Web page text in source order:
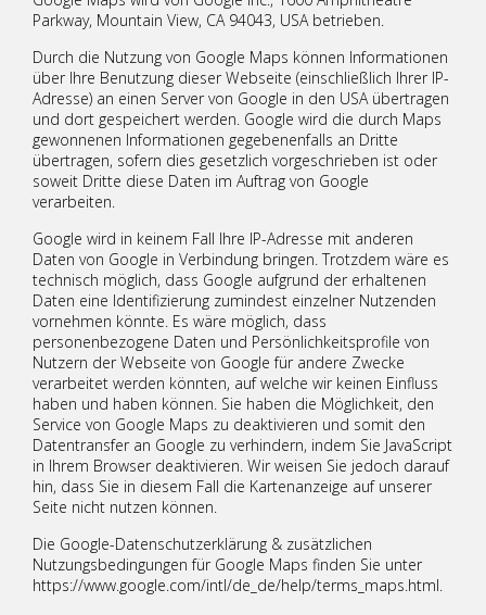
Parkway, Mountain View, CA 94043, USA betrieben.
Durch die Nutzung von Google Maps können Informationen
über Ihre Benutzung dieser Webseite (einschließlich Ihrer IP-
Adresse) an einen Server von Google in den USA übertragen
und dort gespeichert werden. Google wird die durch Maps
gewonnenen Informationen gegebenenfalls an Dritte
übertragen, sofern dies gesetzlich vorgeschrieben ist oder
soweit Dritte diese Daten im Auftrag von Google
verarbeiten.
Google wird in keinem Fall Ihre IP-Adresse mit anderen
Daten von Google in Verbindung bringen. Trotzdem wäre es
technisch möglich, dass Google aufgrund der erhaltenen
Daten eine Identifizierung zumindest einzelner Nutzenden
vornehmen könnte. Es wäre möglich, dass
personenbezogene Daten und Persönlichkeitsprofile von
Nutzern der Webseite von Google für andere Zwecke
verarbeitet werden könnten, auf welche wir keinen Einfluss
haben und haben können. Sie haben die Möglichkeit, den
Service von Google Maps zu deaktivieren und somit den
Datentransfer an Google zu verhindern, indem Sie JavaScript
in Ihrem Browser deaktivieren. Wir weisen Sie jedoch darauf
hin, dass Sie in diesem Fall die Kartenanzeige auf unserer
Seite nicht nutzen können.
Die Google-Datenschutzerklärung & zusätzlichen
Nutzungsbedingungen für Google Maps finden Sie unter
https://www.google.com/intl/de_de/help/terms_maps.html.